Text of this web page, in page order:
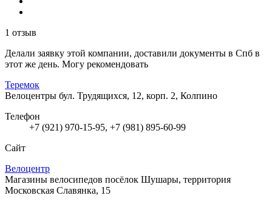
1 отзыв
Делали заявку этой компании, доставили документы в Спб в
этот же день. Могу рекомендовать
Теремок
Велоцентры бул. Трудящихся, 12, корп. 2, Колпино
Телефон
+7 (921) 970-15-95, +7 (981) 895-60-99
Сайт
Велоцентр
Магазины велосипедов посёлок Шушары, территория
Московская Славянка, 15